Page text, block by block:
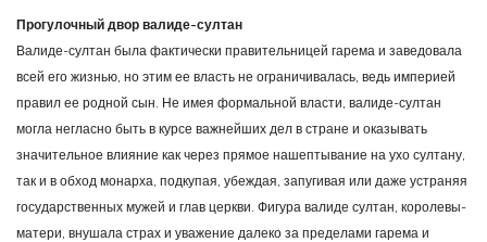
Прогулочный двор валиде-султан
Валиде-султан была фактически правительницей гарема и заведовала
всей его жизнью, но этим ее власть не ограничивалась, ведь империей
правил ее родной сын. Не имея формальной власти, валиде-султан
могла негласно быть в курсе важнейших дел в стране и оказывать
значительное влияние как через прямое нашептывание на ухо султану,
так и в обход монарха, подкупая, убеждая, запугивая или даже устраняя
государственных мужей и глав церкви. Фигура валиде султан, королевы-
матери, внушала страх и уважение далеко за пределами гарема и